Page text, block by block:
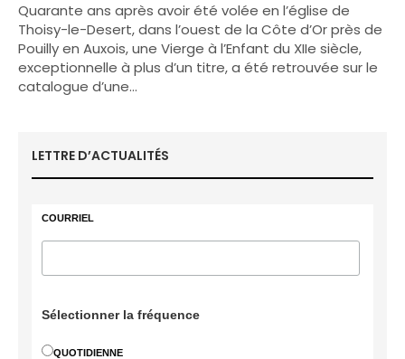
Quarante ans après avoir été volée en l’église de
Thoisy-le-Desert, dans l’ouest de la Côte d’Or près de
Pouilly en Auxois, une Vierge à l’Enfant du XIIe siècle,
exceptionnelle à plus d’un titre, a été retrouvée sur le
catalogue d’une…
LETTRE D’ACTUALITÉS
COURRIEL
Sélectionner la fréquence
QUOTIDIENNE